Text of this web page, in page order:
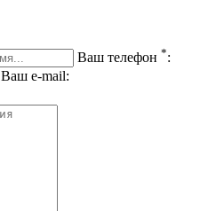
Ваш телефон *:
Ваш e-mail: